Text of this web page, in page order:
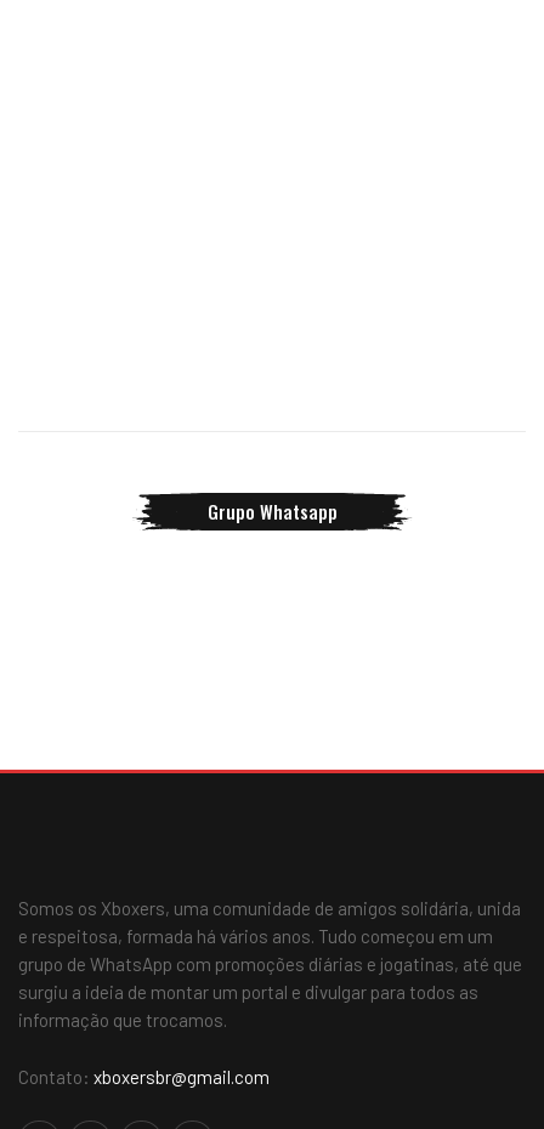
Grupo Whatsapp
Somos os Xboxers, uma comunidade de amigos solidária, unida
e respeitosa, formada há vários anos. Tudo começou em um
grupo de WhatsApp com promoções diárias e jogatinas, até que
surgiu a ideia de montar um portal e divulgar para todos as
informação que trocamos.
Contato: xboxersbr@gmail.com